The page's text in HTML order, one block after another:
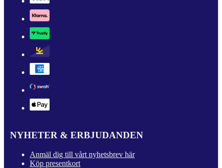
NYHETER & ERBJUDANDEN
Anmäl dig till vårt nyhetsbrev här
Köp presentkort